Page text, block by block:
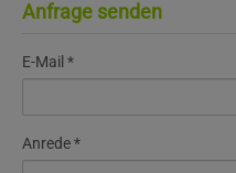
Anfrage senden
E-Mail
Anrede